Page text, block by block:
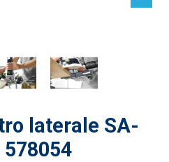
laterale SA-
578054